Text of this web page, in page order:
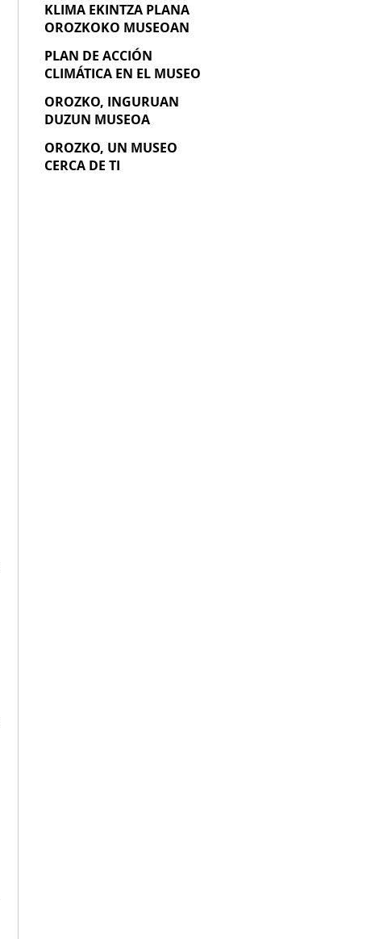
KLIMA EKINTZA PLANA
OROZKOKO MUSEOAN
PLAN DE ACCIÓN
CLIMÁTICA EN EL MUSEO
OROZKO, INGURUAN
DUZUN MUSEOA
OROZKO, UN MUSEO
CERCA DE TI